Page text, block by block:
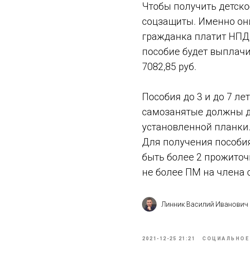
Чтобы получить
соцзащиты. Именно
гражданка платит
пособие будет
7082,85 руб.
Пособия до 3 и до 7
самозанятые должны
установленной
Для получения
быть более 2
не более ПМ на члена
Линник Василий Иванович
2021-12-25 21:21 СОЦИАЛЬНОЕ